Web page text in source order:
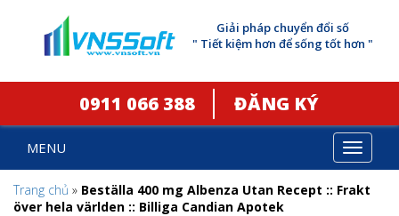
Giải pháp chuyển đổi số
" Tiết kiệm hơn để sống tốt hơn "
0911 066 388 ĐĂNG KÝ
Toggle
MENU
Trang chủ » Beställa 400 mg Albenza Utan Recept :: Frakt
över hela världen :: Billiga Candian Apotek